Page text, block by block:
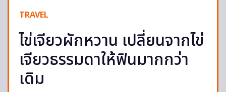
TRAVEL
ไข่เจียวผักหวาน เปลี่ยนจากไข่
เจียวธรรมดาให้ฟินมากกว่า
เดิม